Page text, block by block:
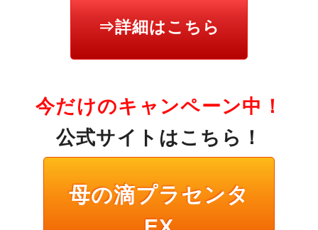
⇒詳細はこちら
今だけのキャンペーン中！
公式サイトはこちら！
母の滴プラセンタ